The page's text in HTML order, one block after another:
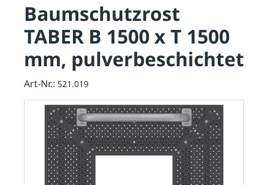
Baumschutzrost
TABER B 1500 x T 1500
mm, pulverbeschichtet
Art-Nr.: 521.019